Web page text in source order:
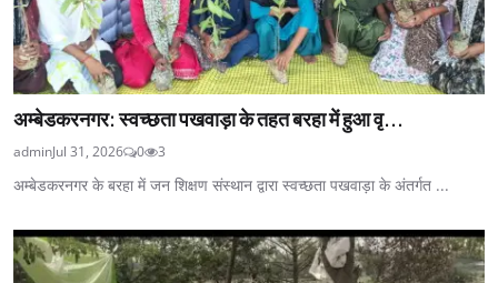
अम्बेडकरनगर: स्वच्छता पखवाड़ा के तहत बरहा में हुआ वृ...
adminJul 31, 2026 0 3
अम्बेडकरनगर के बरहा में जन शिक्षण संस्थान द्वारा स्वच्छता पखवाड़ा के अंतर्गत ...